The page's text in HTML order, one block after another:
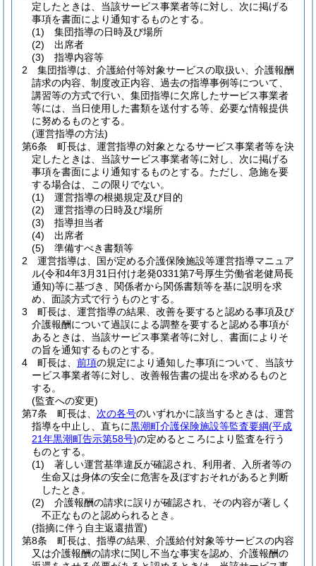
定したときは、当該サービス事業者等に対し、次に掲げる
事項を書面により通知するものとする。
(1)
集団指導の日時及び場所
(2)
出席者
(3)
指導内容等
2
集団指導は、介護給付等対象サービスの取扱い、介護報酬
請求の内容、制度改正内容、過去の指導事例等について、
講習等の方式で行い、集団指導に欠席したサービス事業者
等には、当日使用した書類を送付する等、必要な情報提供
に努めるものとする。
(運営指導の方法)
第6条
町長は、運営指導の対象となるサービス事業者等を決
定したときは、当該サービス事業者等に対し、次に掲げる
事項を書面により通知するものとする。 ただし、急施を要
する場合は、この限りでない。
(1)
運営指導の根拠規定及び目的
(2)
運営指導の日時及び場所
(3)
指導担当者
(4)
出席者
(5)
準備すべき書類等
2
運営指導は、国が定める介護保険施設等運営指導マニュア
ル(令和4年3月31日付け老発0331第7号厚生労働省老健局長
通知)等に基づき、関係者から関係書類等を基に説明を求
め、面談方式で行うものとする。
3
町長は、運営指導の結果、改善を要すると認める事項及び
介護報酬について過誤による調整を要すると認める事項が
あるときは、当該サービス事業者等に対し、書面によりそ
の旨を通知するものとする。
4
町長は、 前項の規定により通知した事項について、当該サ
ービス事業者等に対し、改善報告書の提出を求めるものと
する。
(監査への変更)
第7条
町長は、 次の各号のいずれかに該当するときは、運営
指導を中止し、直ちに黒潮町介護保険施設等監査要綱(平成
21年黒潮町告示第58号)の定めるところにより監査を行う
ものとする。
(1)
著しい運営基準違反が確認され、利用者、入所者等の
生命又は身体の安全に危害を及ぼすおそれがあると判断
したとき。
(2)
介護報酬の請求に誤りが確認され、その内容が著しく
不正なものと認められるとき。
(指摘に伴う自主返還措置)
第8条
町長は、指導の結果、介護給付対象等サービスの内容
又は介護報酬の請求に関し不当な事実を認め、介護報酬の